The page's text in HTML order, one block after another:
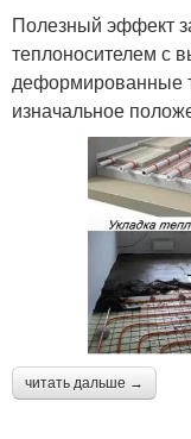
Полезный эффект
теплоносителем с
деформированные
изначальное
читать дальше →